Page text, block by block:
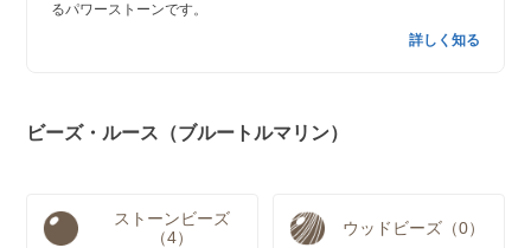
るパワーストーンです。
詳しく知る
ビーズ・ルース（ブルートルマリン）
ストーンビーズ
（4）
ウッドビーズ（0）